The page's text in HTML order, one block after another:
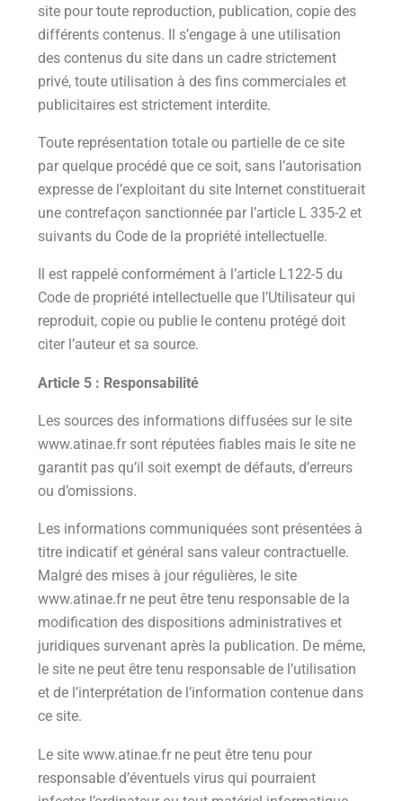
site pour toute reproduction, publication, copie des
différents contenus. Il s’engage à une utilisation
des contenus du site dans un cadre strictement
privé, toute utilisation à des fins commerciales et
publicitaires est strictement interdite.
Toute représentation totale ou partielle de ce site
par quelque procédé que ce soit, sans l’autorisation
expresse de l’exploitant du site Internet constituerait
une contrefaçon sanctionnée par l’article L 335-2 et
suivants du Code de la propriété intellectuelle.
Il est rappelé conformément à l’article L122-5 du
Code de propriété intellectuelle que l’Utilisateur qui
reproduit, copie ou publie le contenu protégé doit
citer l’auteur et sa source.
Article 5 : Responsabilité
Les sources des informations diffusées sur le site
www.atinae.fr sont réputées fiables mais le site ne
garantit pas qu’il soit exempt de défauts, d’erreurs
ou d’omissions.
Les informations communiquées sont présentées à
titre indicatif et général sans valeur contractuelle.
Malgré des mises à jour régulières, le site
www.atinae.fr ne peut être tenu responsable de la
modification des dispositions administratives et
juridiques survenant après la publication. De même,
le site ne peut être tenu responsable de l’utilisation
et de l’interprétation de l’information contenue dans
ce site.
Le site www.atinae.fr ne peut être tenu pour
responsable d’éventuels virus qui pourraient